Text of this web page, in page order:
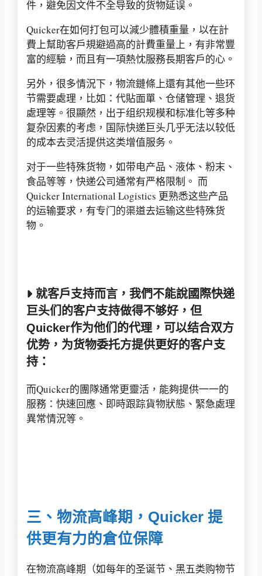
件，避免因文件不全导致的货物延误。
Quicker在如何打包可以減少體積重量，以在計
費上幫助客戶規避過高的計費重量上，有非常豐
富的經驗，而且有一項熱忱服務長期客戶的心。
另外，很多情況下，物流鏈條上還有其他一些环
节需要處理，比如：代貼面單、仓储管理、退货
處理等。很顯然，出于组织规模和标准化等多种
复杂因素的考虑，国际快递巨头几乎无法以较低
的成本去灵活提供这类增值服务。
对于一些特殊货物，如带电产品、液体、粉末、
食品等等，快递公司通常有严格限制。 而
Quicker International Logistics 更熟悉这些产品
的运输要求，有专门的渠道去运输这些特殊货
物。
就客戶支持而言，我們不能說國際快递
巨头们的客户支持做得不够好，但
Quicker作为他们的代理，可以结合双方
优势，为货物委托方提供更好的客户支
持：
而Quicker的團隊通常更靈活，能夠提供一一的
服務：快速回應、即時跟踪貨物狀態、緊急處理
異常情況等。
三、物流高峰期，Quicker 提
供更有力的倉位保障
在物流高峰期（如每年的圣诞节、黑五类购物节